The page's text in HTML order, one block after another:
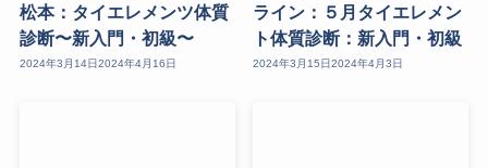
松本：タイエレメンツ体質
診断〜新入門・初級〜
2024年3月14日2024年4月16日
ライン：５月タイエレメン
ト体質診断：新入門・初級
2024年3月15日2024年4月3日